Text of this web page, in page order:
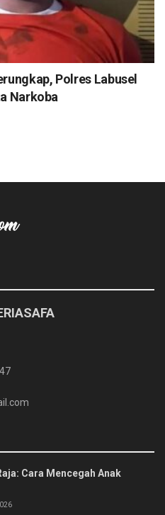
Polres Labusel
Narkoba
Cara Mencegah Anak